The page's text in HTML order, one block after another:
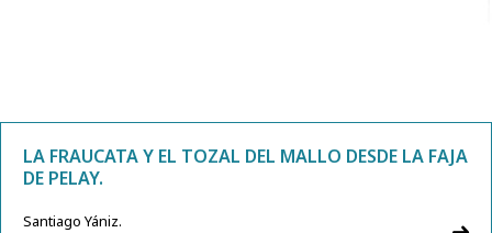
LA FRAUCATA Y EL TOZAL DEL MALLO DESDE LA FAJA
DE PELAY.
Santiago Yániz.